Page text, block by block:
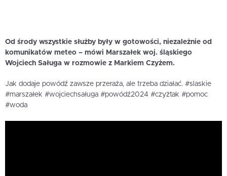
Od środy wszystkie służby były w gotowości, niezależnie od
komunikatów meteo – mówi Marszałek woj. śląskiego
Wojciech Saługa w rozmowie z Markiem Czyżem.
Jak dodaje powódź zawsze przeraża, ale trzeba działać. #slaskie
#marszałek #wojciechsaługa #powódź2024 #czyżtak #pomoc
#woda